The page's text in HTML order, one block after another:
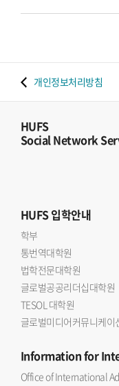
개인정보처리방침
HUFS
Social Network
HUFS입학안내
학부
통번역대학원
법학전문대학원
글로벌공공리더십대학원
TESOL 대학원
글로벌미디어커뮤니케이
Informationfor
Office of International